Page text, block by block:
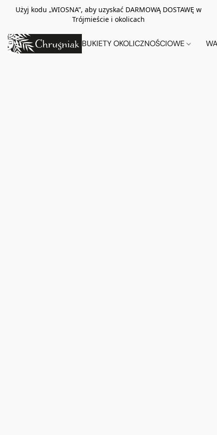
Użyj kodu „WIOSNA”, aby uzyskać DARMOWĄ DOSTAWĘ w
Trójmieście i okolicach
BUKIETY OKOLICZNOŚCIOWE